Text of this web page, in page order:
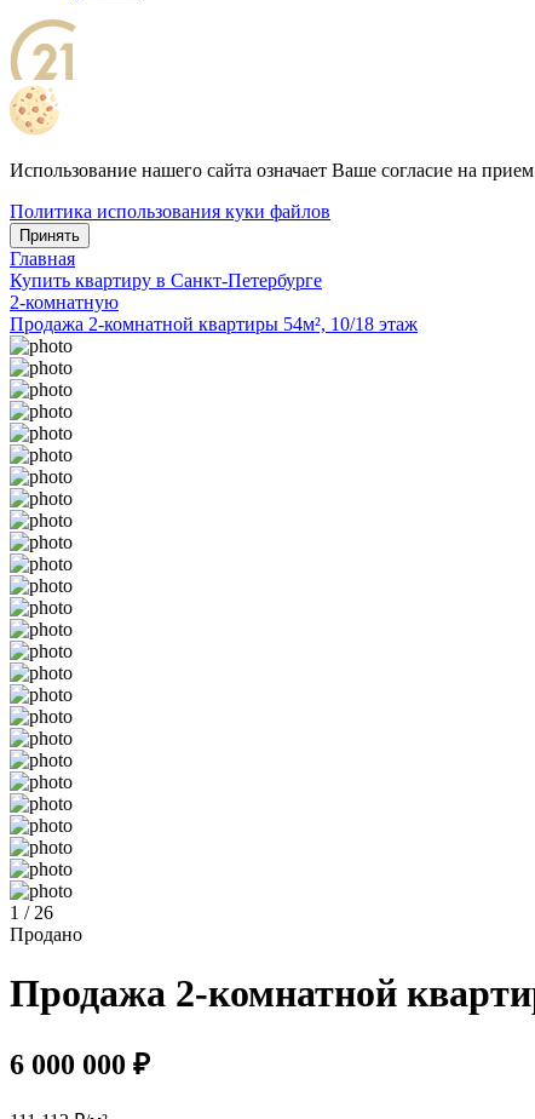
Использование нашего сайта означает Ваше согласие на
Политика использования куки файлов
Принять
Главная
Купить квартиру в Санкт-Петербурге
2-комнатную
Продажа 2-комнатной квартиры 54м², 10/18 этаж
1 / 26
Продано
Продажа 2-комнатной
6 000 000 ₽